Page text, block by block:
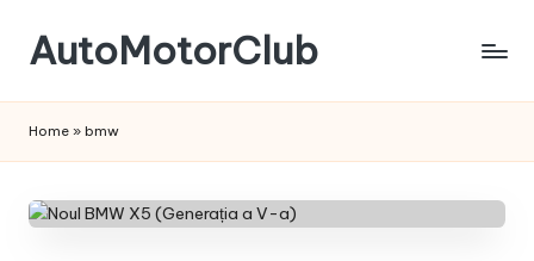
Skip
content
AutoMotorClub
masini
pasionatii
de
Home » bmw